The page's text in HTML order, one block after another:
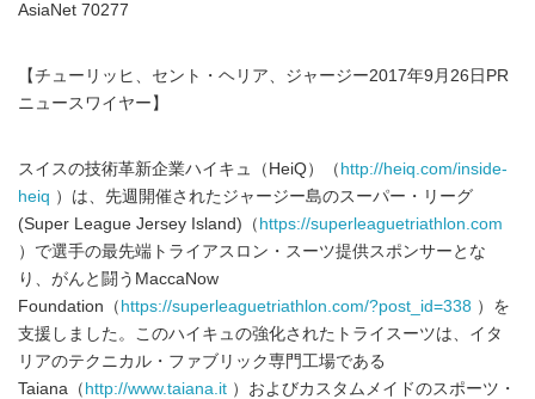
AsiaNet 70277
【チューリッヒ、セント・ヘリア、ジャージー2017年9月26日PR
ニュースワイヤー】
スイスの技術革新企業ハイキュ（HeiQ）（ http://heiq.com/inside-
heiq ）は、先週開催されたジャージー島のスーパー・リーグ
(Super League Jersey Island)（ https://superleaguetriathlon.com
）で選手の最先端トライアスロン・スーツ提供スポンサーとな
り、がんと闘うMaccaNow
Foundation（ https://superleaguetriathlon.com/?post_id=338 ）を
支援しました。このハイキュの強化されたトライスーツは、イタ
リアのテクニカル・ファブリック専門工場である
Taiana（ http://www.taiana.it ）およびカスタムメイドのスポーツ・